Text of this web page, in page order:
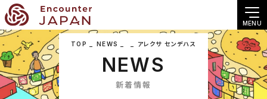
MENU
TOP NEWS アレクサ センデハス
NEWS
新着情報